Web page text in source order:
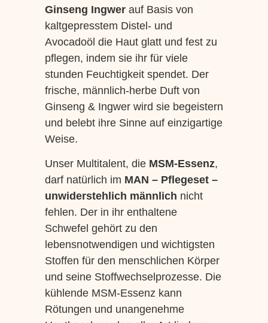
Ginseng Ingwerauf Basis von
kaltgepresstem Distel- und
Avocadoöl die Haut glatt und fest zu
pflegen, indem sie ihr für viele
stunden Feuchtigkeit spendet. Der
frische, männlich-herbe Duft von
Ginseng & Ingwer wird sie begeistern
und belebt ihre Sinne auf einzigartige
Weise.
Unser Multitalent, die MSM-Essenz,
darf natürlich im MAN – Pflegeset –
unwiderstehlich männlich nicht
fehlen. Der in ihr enthaltene
Schwefel gehört zu den
lebensnotwendigen und wichtigsten
Stoffen für den menschlichen Körper
und seine Stoffwechselprozesse. Die
kühlende MSM-Essenz kann
Rötungen und unangenehme